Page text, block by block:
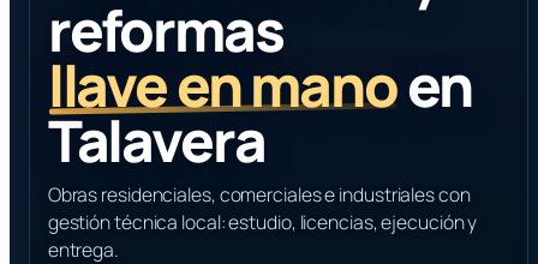
reformas
llave en manoen
Talavera
Obras residenciales, comerciales e industriales con
gestión técnica local: estudio, licencias, ejecución y
entrega.